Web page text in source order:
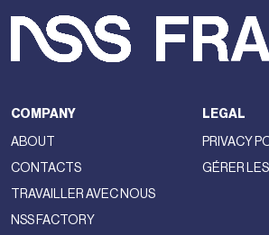
démonstration que lapassion
authentiquement contemporaine
importante, rien ne remplacera
l'émotion et la vision unique de ceux